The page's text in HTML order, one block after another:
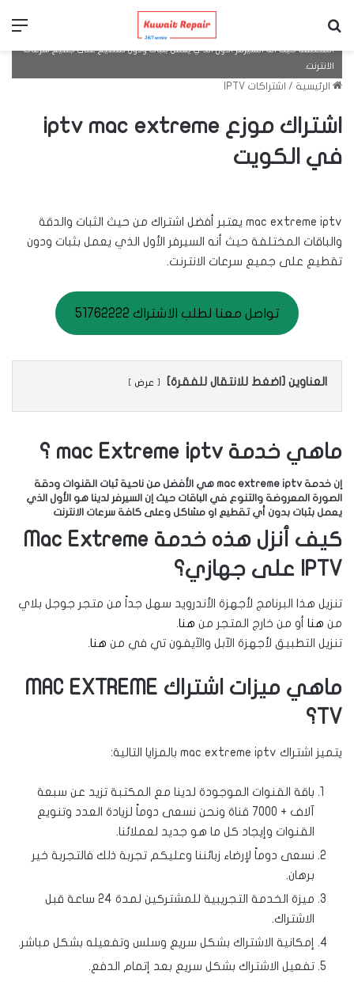
mac extreme iptv يعتبر أفضل اشتراك من حيث الثبات والدقة والباقات
المختلفة حيث أنه السيرفر الأول الذي يعمل بثبات ودون تقطيع على جميع سرعات
الانترنت.
الرئيسية / اشتراكات IPTV
اشتراك موزع iptv mac extreme
في الكويت
mac extreme iptv يعتبر أفضل اشتراك من حيث الثبات والدقة
والباقات المختلفة حيث أنه السيرفر الأول الذي يعمل بثبات ودون
تقطيع على جميع سرعات الانترنت.
تواصل معنا لطلب الاشتراك 51762222
العناوين [اضغط للانتقال للفقرة] عرض
ماهي خدمة mac Extreme iptv ؟
إن خدمة mac extreme iptv هي الأفضل من ناحية ثبات القنوات ودقة
الصورة المعروضة والتنوع في الباقات حيث إن السيرفر لدينا هو الأول الذي
يعمل بثبات بدون أي تقطيع او مشاكل وعلى كافة سرعات الانترنت
كيف أنزل هذه خدمة Mac Extreme
IPTV على جهازي؟
تنزيل هذا البرنامج لأجهزة الأندرويد سهل جداً من متجر جوجل بلاي
من هنا أو من خارج المتجر من هنا.
تنزيل التطبيق لأجهزة الآبل والآيفون تي في من هنا.
ماهي ميزات اشتراك MAC EXTREME
TV؟
يتميز اشتراك mac extreme iptv بالمزايا التالية:
باقة القنوات الموجودة لدينا مع المكتبة تزيد عن سبعة
آلاف + 7000 قناة ونحن نسعى دوماً لزيادة العدد وتنويع
القنوات وإيجاد كل ما هو جديد لعملائنا.
نسعى دوماً لإرضاء زبائننا وعليكم تجربة ذلك فالتجربة خير
برهان.
ميزة الخدمة التجريبية للمشتركين لمدة 24 ساعة قبل
الاشتراك.
إمكانية الاشتراك بشكل سريع وسلس وتفعيله بشكل مباشر.
تفعيل الاشتراك بشكل سريع بعد إتمام الدفع.